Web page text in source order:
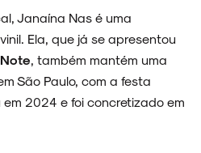
Janaína Nas é uma
Ela, que já se apresentou
, também mantém uma
São Paulo, com a festa
em 2024 e foi concretizado em